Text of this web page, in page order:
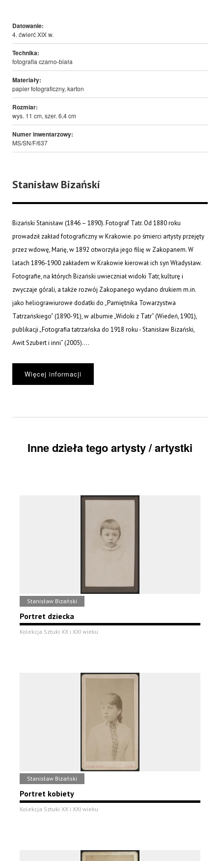
Datowanie:
4. ćwierć XIX w.
Technika:
fotografia czarno-biała
Materiały:
papier fotograficzny, karton
Rozmiar:
wys. 11 cm, szer. 6,4 cm
Numer inwentarzowy:
MS/SN/F/637
Stanisław Bizański
Bizański Stanisław (1846 – 1890). Fotograf Tatr. Od 1880 roku
prowadził zakład fotograficzny w Krakowie. po śmierci artysty przejęty
przez wdowę, Marię, w 1892 otworzyła jego filię w Zakopanem. W
latach 1896-1900 zakładem w Krakowie kierował ich syn Władysław.
Fotografie, na których Bizański uwieczniał widoki Tatr, kulturę i
zwyczaje górali, a także rozwój Zakopanego wydano drukiem m.in.
jako heliograwiurowe dodatki do „Pamiętnika Towarzystwa
Tatrzańskiego” (1890-91), w albumie „Widoki z Tatr” (Wiedeń, 1901),
publikacji „Fotografia tatrzańska do 1918 roku - Stanisław Bizański,
Awit Szubert i inni” (2005)....
Więcej informacji
Inne dzieła tego artysty / artystki
Stanisław Bizański
Portret dziecka
Kolekcja Sztuki XX i XXI wieku
Stanisław Bizański
Portret kobiety
Kolekcja Sztuki XX i XXI wieku